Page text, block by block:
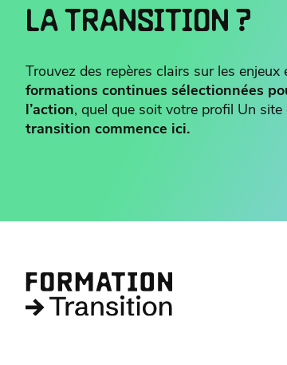
LA TRANSITION ?
Trouvez des repères clairs sur les
formations continues sélectionnées
l’action, quel que soit votre profil Un
transition commence ici.